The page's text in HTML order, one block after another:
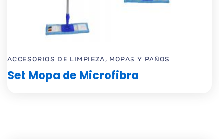
ACCESORIOS DE LIMPIEZA, MOPAS Y PAÑOS
Set Mopa de Microfibra